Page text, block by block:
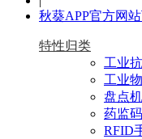
秋葵APP官方网
特性归类
工业
工业
盘点机
药监
RFID